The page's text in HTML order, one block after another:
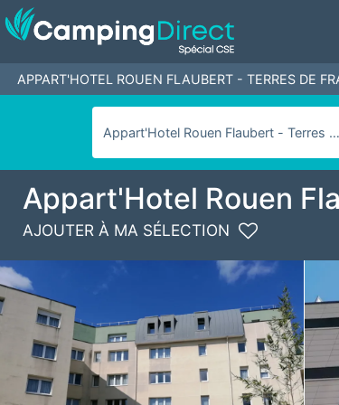
APPART'HOTEL ROUEN FLAUBERT - TERRES DE
Appart'Hotel Rouen
AJOUTER À MA SÉLECTION